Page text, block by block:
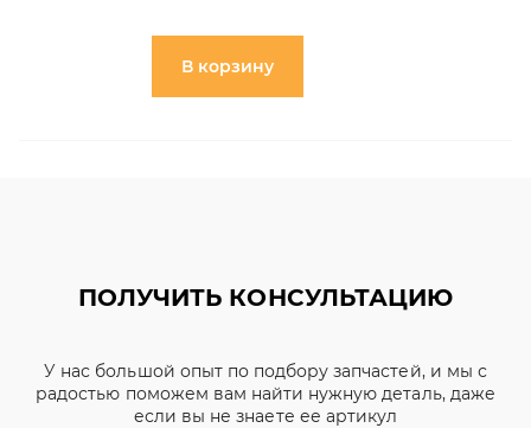
В корзину
ПОЛУЧИТЬ КОНСУЛЬТАЦИЮ
У нас большой опыт по подбору запчастей, и мы с
радостью поможем вам найти нужную деталь, даже
если вы не знаете ее артикул